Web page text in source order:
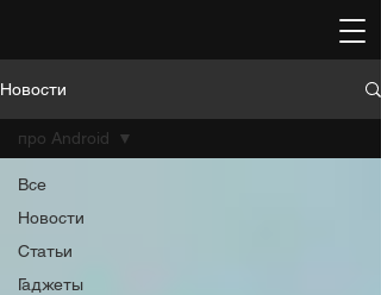
Новости
Все
Новости
Статьи
Гаджеты
про Android